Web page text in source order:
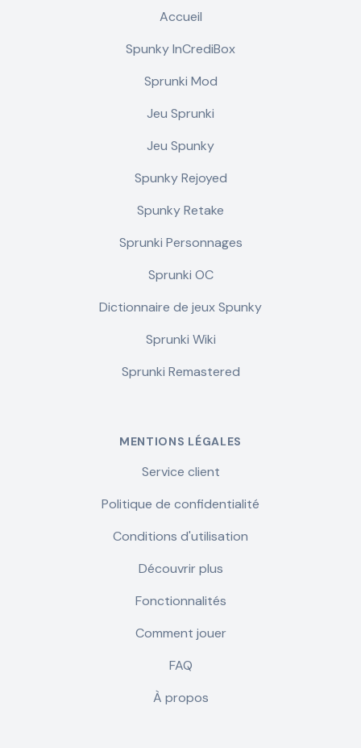
Accueil
Spunky InCrediBox
Sprunki Mod
Jeu Sprunki
Jeu Spunky
Spunky Rejoyed
Spunky Retake
Sprunki Personnages
Sprunki OC
Dictionnaire de jeux Spunky
Sprunki Wiki
Sprunki Remastered
MENTIONS LÉGALES
Service client
Politique de confidentialité
Conditions d'utilisation
Découvrir plus
Fonctionnalités
Comment jouer
FAQ
À propos